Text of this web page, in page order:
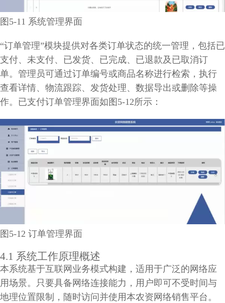
图5-11 系统管理界面
“订单管理”模块提供对各类订单状态的统一管理，包括已
支付、未支付、已发货、已完成、已退款及已取消订
单。管理员可通过订单编号或商品名称进行检索，执行
查看详情、物流跟踪、发货处理、数据导出或删除等操
作。已支付订单管理界面如图5-12所示：
图5-12 订单管理界面
4.1 系统工作原理概述
本系统基于互联网业务模式构建，适用于广泛的网络应
用场景。只要具备网络连接能力，用户即可不受时间与
地理位置限制，随时访问并使用本农资网络销售平台。